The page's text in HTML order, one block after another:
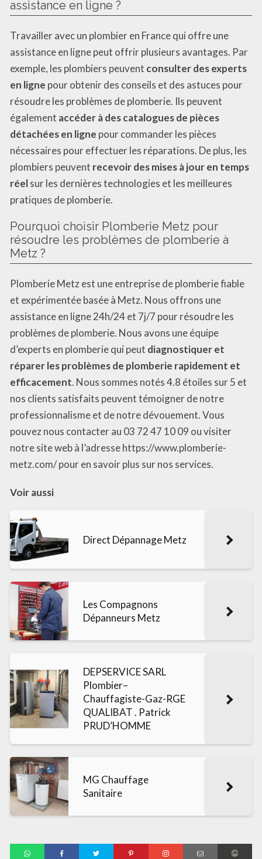
assistance en ligne ?
Travailler avec un plombier en France qui offre une
assistance en ligne peut offrir plusieurs avantages. Par
exemple, les plombiers peuvent consulter des experts
en ligne pour obtenir des conseils et des astuces pour
résoudre les problèmes de plomberie. Ils peuvent
également accéder à des catalogues de pièces
détachées en ligne pour commander les pièces
nécessaires pour effectuer les réparations. De plus, les
plombiers peuvent recevoir des mises à jour en temps
réelsur les dernières technologies et les meilleures
pratiques de plomberie.
Pourquoi choisir Plomberie Metz pour
résoudre les problèmes de plomberie à
Metz ?
Plomberie Metz est une entreprise de plomberie fiable
et expérimentée basée à Metz. Nous offrons une
assistance en ligne 24h/24 et 7j/7 pour résoudre les
problèmes de plomberie. Nous avons une équipe
d’experts en plomberie qui peut diagnostiquer et
réparer les problèmes de plomberie rapidement et
efficacement. Nous sommes notés 4.8 étoiles sur 5 et
nos clients satisfaits peuvent témoigner de notre
professionnalisme et de notre dévouement. Vous
pouvez nous contacter au 03 72 47 10 09 ou visiter
notre site web à l’adresse https://www.plomberie-
metz.com/ pour en savoir plus sur nos services.
Voir aussi
Direct Dépannage Metz
Les Compagnons
Dépanneurs Metz
DEPSERVICE SARL
Plombier–
Chauffagiste-Gaz-RGE
QUALIBAT . Patrick
PRUD’HOMME
MG Chauffage
Sanitaire